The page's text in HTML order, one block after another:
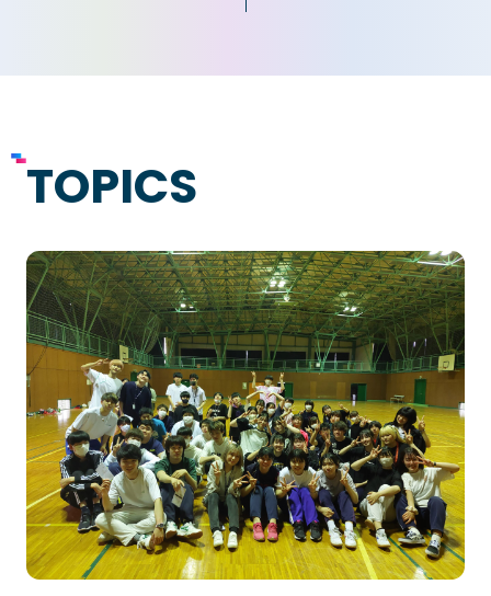
地域の
皆さまへ
テクノスカレッジの学びの特長
卒後ビジョン
4つの学びのプラン
大学コース
TECHNOSゼミ
グローバルラーニング
ビジネスパーク
学院のご紹介
建学の精神・学院長挨拶
教育方針
沿革（学院の歴史）
アクセス
動画で見るテクノスカレッ
ジ
学科一覧
TOPICS